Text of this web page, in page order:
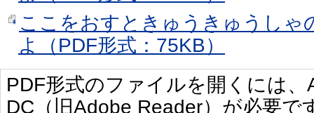
ここをおすときゅうきゅうしゃ
よ（PDF形式：75KB）
PDF形式のファイルを開くには
DC（旧Adobe Reader）が必要で